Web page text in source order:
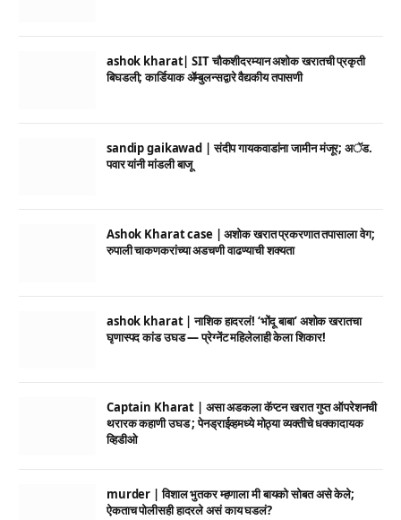
ashok kharat| SIT चौकशीदरम्यान अशोक खरातची प्रकृती
बिघडली; कार्डियाक ॲम्बुलन्सद्वारे वैद्यकीय तपासणी
sandip gaikawad | संदीप गायकवाडांना जामीन मंजूर; अॅड.
पवार यांनी मांडली बाजू
Ashok Kharat case | अशोक खरात प्रकरणात तपासाला वेग;
रुपाली चाकणकरांच्या अडचणी वाढण्याची शक्यता
ashok kharat | नाशिक हादरलं! ‘भोंदू बाबा’ अशोक खरातचा
घृणास्पद कांड उघड — प्रेग्नेंट महिलेलाही केला शिकार!
Captain Kharat | असा अडकला कॅप्टन खरात गुप्त ऑपरेशनची
थरारक कहाणी उघड ; पेनड्राईव्हमध्ये मोठ्या व्यक्तीचे धक्कादायक
व्हिडीओ
murder | विशाल भुतकर म्हणाला मी बायको सोबत असे केले;
ऐकताच पोलीसही हादरले असं काय घडलं?